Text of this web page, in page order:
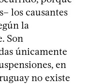
los causantes
la
Son
únicamente
en
no existe